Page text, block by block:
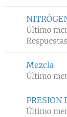
Último
Mezcla
Último
PRESION
Último